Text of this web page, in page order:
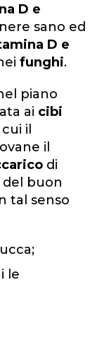
D e
sano ed
D e
funghi.
piano
ai cibi
il
il
di
del buon
tal senso
le